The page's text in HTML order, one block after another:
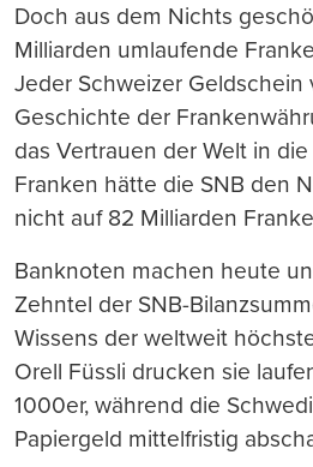
Doch aus dem Nichts
Milliarden umlaufende
Jeder Schweizer Geldschein
Geschichte der
das Vertrauen der Welt in
Franken hätte die SNB den
nicht auf 82 Milliarden
Banknoten machen heute
Zehntel der SNB-
Wissens der weltweit
Orell Füssli drucken sie
1000er, während die
Papiergeld mittelfristig